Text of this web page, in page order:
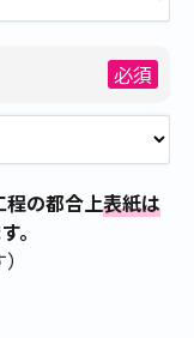
必須
程の都合上表紙は
。